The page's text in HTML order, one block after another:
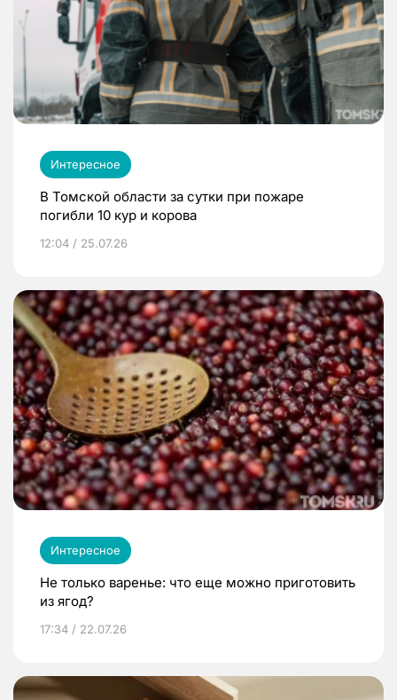
Интересное
В Томской области за сутки при пожаре
погибли 10 кур и корова
12:04 / 25.07.26
Интересное
Не только варенье: что еще можно приготовить
из ягод?
17:34 / 22.07.26